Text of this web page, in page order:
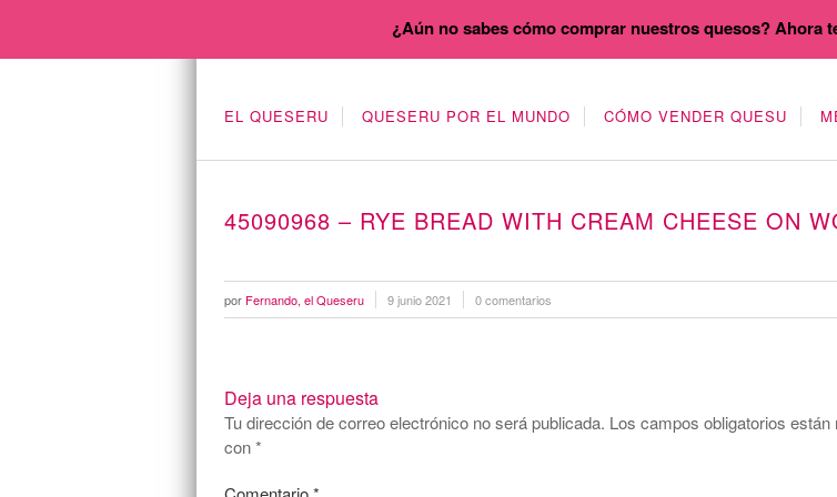
EL QUESERU QUESERU POR EL MUNDO CÓMO VENDER QUESU
45090968 – RYE BREAD WITH CREAM CHEESE ON
por Fernando, el Queseru 9 junio 2021 0 comentarios
Deja una respuesta
Tu dirección de correo electrónico no será publicada. Los campos obligatorios están
con*
¿Aún no sabes cómo comprar nuestros quesos? Ahora